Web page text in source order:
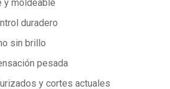
y moldeable
duradero
sin brillo
pesada
y cortes actuales